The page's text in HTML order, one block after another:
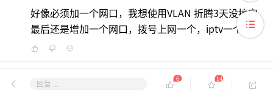
好像必须加一个网口，我想使用VLAN 折腾3天没搞定
最后还是增加一个网口，拨号上网一个，iptv一个
2026-6-18 17:58:42
回复 ...
6 14